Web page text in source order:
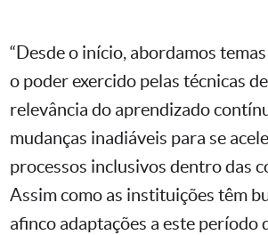
“Desde o início, abordamos
o poder exercido pelas técnicas
relevância do aprendizado
mudanças inadiáveis para se
processos inclusivos dentro das
Assim como as instituições têm
afinco adaptações a este período